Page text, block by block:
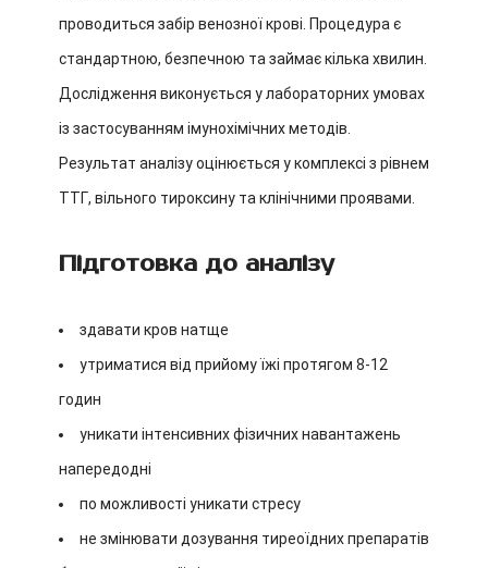
проводиться забір венозної крові. Процедура є
стандартною, безпечною та займає кілька хвилин.
Дослідження виконується у лабораторних умовах
із застосуванням імунохімічних методів.
Результат аналізу оцінюється у комплексі з рівнем
ТТГ, вільного тироксину та клінічними проявами.
Підготовка до аналізу
здавати кров натще
утриматися від прийому їжі протягом 8-12
годин
уникати інтенсивних фізичних навантажень
напередодні
по можливості уникати стресу
не змінювати дозування тиреоїдних препаратів